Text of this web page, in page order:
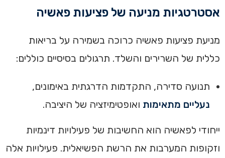
אסטרטגיות מניעה של פציעות פאשיה
מניעת פציעות פאשיה כרוכה בשמירה על בריאות
כללית של השרירים והשלד. תרגולים בסיסיים כוללים:
תנועה סדירה, התקדמות הדרגתית באימונים,
נעליים מתאימות ואופטימיזציה של היציבה.
ייחודי לפאשיה הוא החשיבות של פעילויות דינמיות
וזקופות המערבות את הרשת הפשיאלית. פעילויות אלה